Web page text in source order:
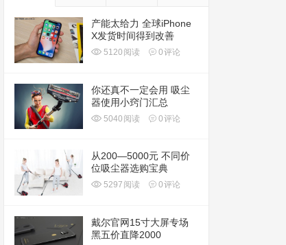
产能太给力 全球iPhone
X发货时间得到改善
5120 阅读 0评论
你还真不一定会用 吸尘
器使用小窍门汇总
5040 阅读 0评论
从200—5000元 不同价
位吸尘器选购宝典
5297 阅读 0评论
戴尔官网15寸大屏专场
黑五价直降2000